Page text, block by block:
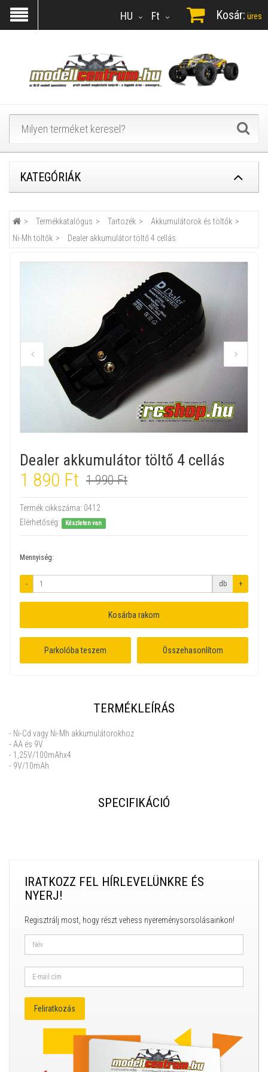
Ft
HU Kosár: üres
KATEGÓRIÁK
Termékkatalógus Tartozék
Akkumulátorok és töltők
Ni-Mh töltők
Dealer akkumulátor töltő 4 cellás
Dealer akkumulátor töltő 4 cellás
1 890 Ft 1 990 Ft
Termék cikkszáma: 0412
Elérhetőség:
Készleten van
Mennyiség:
- db +
Kosárba rakom
Parkolóba teszem Összehasonlítom
TERMÉKLEÍRÁS
- Ni-Cd vagy Ni-Mh akkumulátorokhoz
- AA és 9V
- 1,25V/100mAhx4
- 9V/10mAh
SPECIFIKÁCIÓ
IRATKOZZ FEL HÍRLEVELÜNKRE ÉS
NYERJ!
Regisztrálj most, hogy részt vehess nyereménysorsolásainkon!